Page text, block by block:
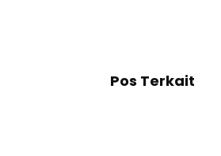
Pos Terkait